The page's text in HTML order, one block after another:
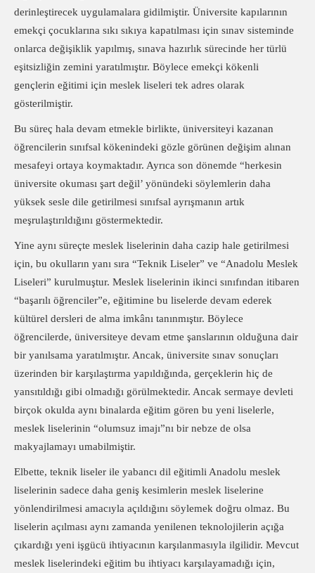
derinleştirecek uygulamalara gidilmiştir. Üniversite kapılarının
emekçi çocuklarına sıkı sıkıya kapatılması için sınav sisteminde
onlarca değişiklik yapılmış, sınava hazırlık sürecinde her türlü
eşitsizliğin zemini yaratılmıştır. Böylece emekçi kökenli
gençlerin eğitimi için meslek liseleri tek adres olarak
gösterilmiştir.
Bu süreç hala devam etmekle birlikte, üniversiteyi kazanan
öğrencilerin sınıfsal kökenindeki gözle görünen değişim alınan
mesafeyi ortaya koymaktadır. Ayrıca son dönemde “herkesin
üniversite okuması şart değil’ yönündeki söylemlerin daha
yüksek sesle dile getirilmesi sınıfsal ayrışmanın artık
meşrulaştırıldığını göstermektedir.
Yine aynı süreçte meslek liselerinin daha cazip hale getirilmesi
için, bu okulların yanı sıra “Teknik Liseler” ve “Anadolu Meslek
Liseleri” kurulmuştur. Meslek liselerinin ikinci sınıfından itibaren
“başarılı öğrenciler”e, eğitimine bu liselerde devam ederek
kültürel dersleri de alma imkânı tanınmıştır. Böylece
öğrencilerde, üniversiteye devam etme şanslarının olduğuna dair
bir yanılsama yaratılmıştır. Ancak, üniversite sınav sonuçları
üzerinden bir karşılaştırma yapıldığında, gerçeklerin hiç de
yansıtıldığı gibi olmadığı görülmektedir. Ancak sermaye devleti
birçok okulda aynı binalarda eğitim gören bu yeni liselerle,
meslek liselerinin “olumsuz imajı”nı bir nebze de olsa
makyajlamayı umabilmiştir.
Elbette, teknik liseler ile yabancı dil eğitimli Anadolu meslek
liselerinin sadece daha geniş kesimlerin meslek liselerine
yönlendirilmesi amacıyla açıldığını söylemek doğru olmaz. Bu
liselerin açılması aynı zamanda yenilenen teknolojilerin açığa
çıkardığı yeni işgücü ihtiyacının karşılanmasıyla ilgilidir. Mevcut
meslek liselerindeki eğitim bu ihtiyacı karşılayamadığı için,